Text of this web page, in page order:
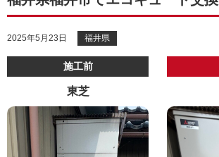
2025年5月23日 福井県
施工前
東芝